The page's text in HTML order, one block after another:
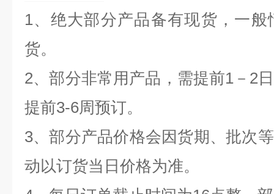
1、绝大部分产品备有现货，一
货。
2、部分非常用产品，需提前1－2
提前3-6周预订。
3、部分产品价格会因货期、批次
动以订货当日价格为准。